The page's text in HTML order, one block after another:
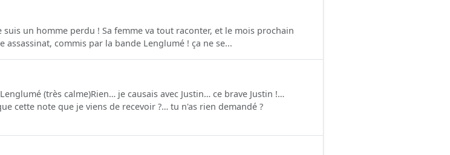
un homme perdu ! Sa femme va tout raconter, et le mois prochain
commis par la bande Lenglumé ! ça ne se...
(très calme)Rien… je causais avec Justin… ce brave Justin !…
cette note que je viens de recevoir ?… tu n'as rien demandé ?